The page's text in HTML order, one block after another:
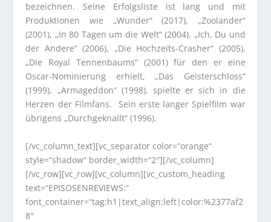
bezeichnen. Seine Erfolgsliste ist lang und mit
Produktionen wie „Wunder“ (2017), „Zoolander“
(2001), „In 80 Tagen um die Welt“ (2004), „Ich, Du und
der Andere“ (2006), „Die Hochzeits-Crasher“ (2005),
„Die Royal Tennenbaums“ (2001) für den er eine
Oscar-Nominierung erhielt, „Das Geisterschloss“
(1999), „Armageddon“ (1998), spielte er sich in die
Herzen der Filmfans. Sein erste langer Spielfilm war
übrigens „Durchgeknallt“ (1996).
[/vc_column_text][vc_separator color=“orange“
style=“shadow“ border_width=“2″][/vc_column]
[/vc_row][vc_row][vc_column][vc_custom_heading
text=“EPISOSENREVIEWS:“
font_container=“tag:h1|text_align:left|color:%2377af2
8″